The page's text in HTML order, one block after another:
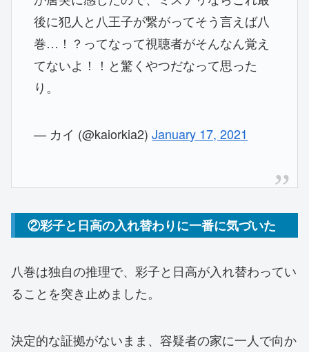
後に犯人と八王子が繋がってそう言えば八
巻…！？ってなって視聴者がそんなん覚え
てないよ！！と驚くやつだなって思った
り。
— カイ (@kaiorkia2)January 17, 2021
②彩子と日高の入れ替わりに一番に気づいた
八巻は独自の推理で、彩子と日高が入れ替わってい
ることを突き止めました。
決定的な証拠がないまま、容疑者の家に一人で向か